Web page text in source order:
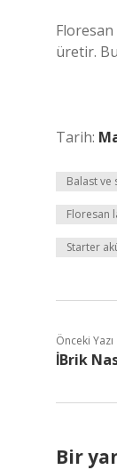
Floresan
üretir.
Tarih:
Balast
Floresan
Starter
Önceki Yazı
İBrik
Bir